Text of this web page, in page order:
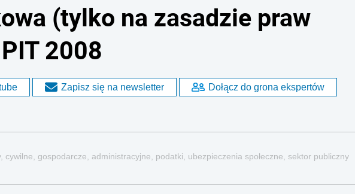
(tylko na zasadzie praw
2008
Zapisz się na newsletter Dołącz do grona ekspertów
cywilne, gospodarcze, administracyjne, podatki, ubezpieczenia społeczne, sektor publiczny